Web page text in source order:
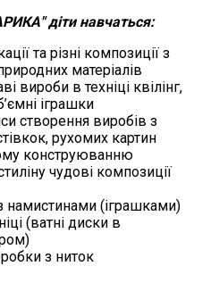
діти навчаться:
та різні композиції з
матеріалів
вироби в техніці квілінг,
іграшки
створення виробів з
рухомих картин
конструюванню
чудові композиції
намистинами (іграшками)
(ватні диски в
з ниток